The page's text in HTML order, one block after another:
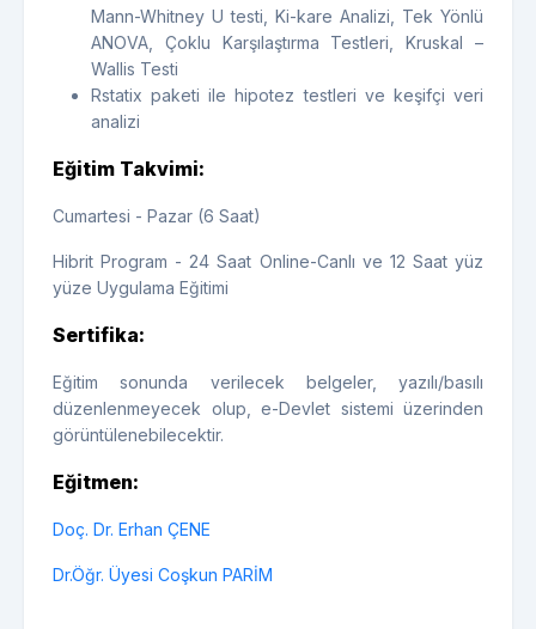
Mann-Whitney U testi, Ki-kare Analizi, Tek Yönlü
ANOVA, Çoklu Karşılaştırma Testleri, Kruskal –
Wallis Testi
Rstatix paketi ile hipotez testleri ve keşifçi veri
analizi
Eğitim Takvimi:
Cumartesi - Pazar (6 Saat)
Hibrit Program - 24 Saat Online-Canlı ve 12 Saat yüz
yüze Uygulama Eğitimi
Sertifika:
Eğitim sonunda verilecek belgeler, yazılı/basılı
düzenlenmeyecek olup, e-Devlet sistemi üzerinden
görüntülenebilecektir.
Eğitmen:
Doç. Dr. Erhan ÇENE
Dr.Öğr. Üyesi Coşkun PARİM